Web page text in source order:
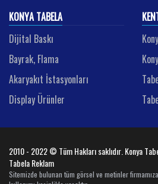
KONYA TABELA
Dijital Baskı
Bayrak, Flama
Akaryakıt İstasyonları
Display Ürünler
2010 - 2022 © Tüm Hakları saklıdır. Konya
Tabela Reklam
Sitemizde bulunan tüm görsel ve metinler